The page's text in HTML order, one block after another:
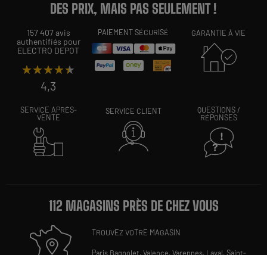
DES PRIX, MAIS PAS SEULEMENT !
157 407 avis
authentifiés pour
ELECTRO DEPOT
★★★★★
★★★★★
4,3
PAIEMENT SÉCURISÉ GARANTIE À VIE
SERVICE APRÈS-
VENTE
SERVICE CLIENT
QUESTIONS /
RÉPONSES
112 MAGASINS PRÈS DE CHEZ VOUS
TROUVEZ VOTRE MAGASIN
Paris Bagnolet,Valence,Varennes, Laval,Saint-